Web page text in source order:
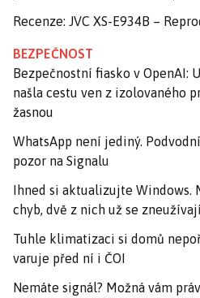
Recenze: JVC XS-E934B –
BEZPEČNOST
Bezpečnostní fiasko v OpenAI:
našla cestu ven z izolovaného
žasnou
WhatsApp není jediný.
pozor na Signalu
Ihned si aktualizujte Windows.
chyb, dvě z nich už se zneužívají
Tuhle klimatizaci si domů
varuje před ní i ČOI
Nemáte signál? Možná vám